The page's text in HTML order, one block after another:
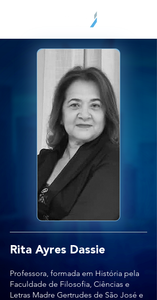
Rita Ayres Dassie
Professora, formada em História pela
Faculdade de Filosofia, Ciências e
Letras Madre Gertrudes de São José e